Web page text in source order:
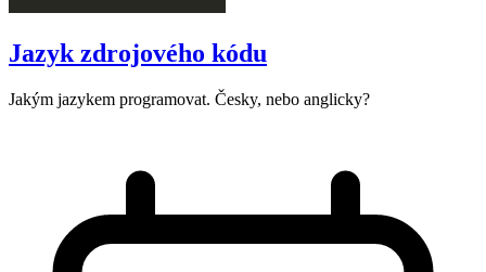
Jazyk zdrojového kódu
Jakým jazykem programovat. Česky, nebo anglicky?